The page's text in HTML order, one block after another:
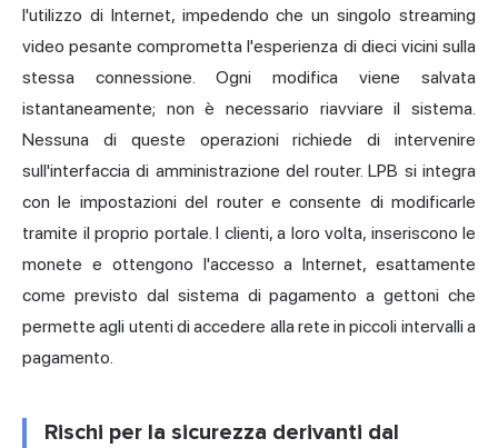
l'utilizzo di Internet, impedendo che un singolo streaming
video pesante comprometta l'esperienza di dieci vicini sulla
stessa connessione. Ogni modifica viene salvata
istantaneamente; non è necessario riavviare il sistema.
Nessuna di queste operazioni richiede di intervenire
sull'interfaccia di amministrazione del router. LPB si integra
con le impostazioni del router e consente di modificarle
tramite il proprio portale. I clienti, a loro volta, inseriscono le
monete e ottengono l'accesso a Internet, esattamente
come previsto dal sistema di pagamento a gettoni che
permette agli utenti di accedere alla rete in piccoli intervalli a
pagamento.
Rischi per la sicurezza derivanti dal